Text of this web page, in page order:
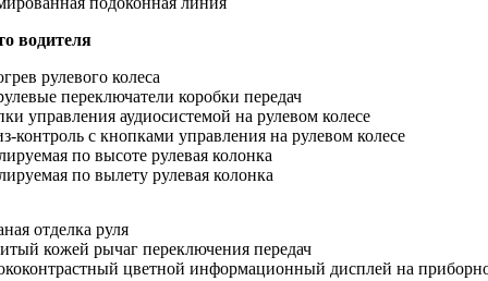
водителя
рулевого колеса
переключатели коробки передач
управления аудиосистемой на рулевом колесе
контроль с кнопками управления на рулевом колесе
по высоте рулевая колонка
по вылету рулевая колонка
отделка руля
кожей рычаг переключения передач
цветной информационный дисплей на